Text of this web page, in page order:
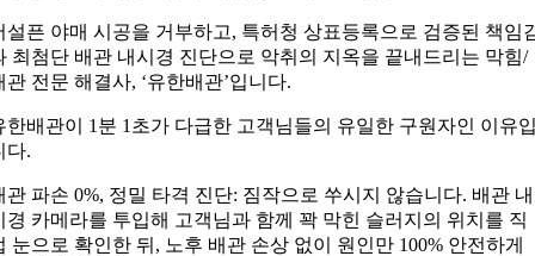
설픈 야매 시공을 거부하고, 특허청 상표등록으로 검증된 책임
최첨단 배관 내시경 진단으로 악취의 지옥을 끝내드리는 막힘/
관 전문 해결사, ‘유한배관’입니다.
한배관이 1분 1초가 다급한 고객님들의 유일한 구원자인 이유
다.
관 파손 0%, 정밀 타격 진단: 짐작으로 쑤시지 않습니다. 배관 내
경 카메라를 투입해 고객님과 함께 꽉 막힌 슬러지의 위치를 직
눈으로 확인한 뒤, 노후 배관 손상 없이 원인만 100% 안전하게